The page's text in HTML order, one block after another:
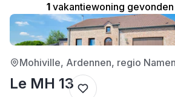
1 vakantiewoning gevonden
Mohiville, Ardennen, regio
Le MH 13